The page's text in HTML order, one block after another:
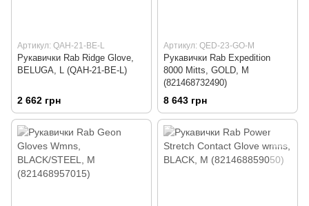
Артикул: QAH-21-BE-L
Рукавички Rab Ridge Glove,
BELUGA, L (QAH-21-BE-L)
2 662 грн
Артикул: QED-23-GO-M
Рукавички Rab Expedition
8000 Mitts, GOLD, M
(821468732490)
8 643 грн